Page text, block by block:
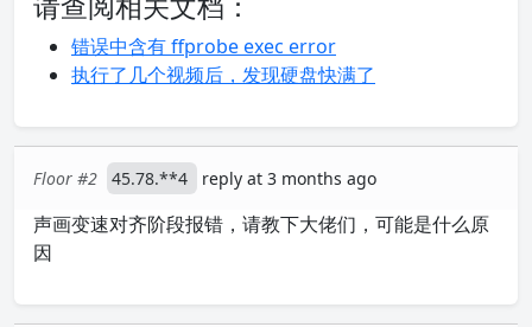
错误中含有 ffprobe exec error
执行了几个视频后，发现硬盘快满了
Floor #2 45.78.**4 reply at 3 months ago
声画变速对齐阶段报错，请教下大佬们，可能是什么原
因